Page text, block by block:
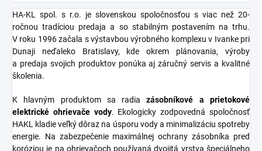
HA-KL spol. s r.o. je slovenskou spoločnosťou s viac než 20-
ročnou tradíciou predaja a so stabilným postavením na trhu.
V roku 1996 začala s výstavbou výrobného komplexu v Ivanke pri
Dunaji neďaleko Bratislavy, kde okrem plánovania, výroby
a predaja svojich produktov ponúka aj záručný servis a kvalitné
školenia.
K hlavným produktom sa radiazásobníkové aprietokové
elektrické ohrievače vody. Ekologicky zodpovedná spoločnosť
HAKL kladie veľký dôraz na úsporu vody a minimalizáciu spotreby
energie. Na zabezpečenie maximálnej ochrany zásobníka pred
koróziou je na ohrievačoch používaná dvojitá vrstva špeciálneho